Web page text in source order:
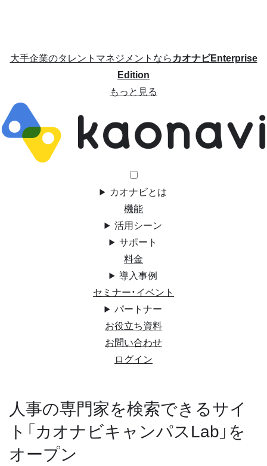
大手企業のタレントマネジメントならカオナビEnterprise
Edition
もっと見る
カオナビとは
機能
活用シーン
サポート
料金
導入事例
セミナー・イベント
パートナー
お役立ち資料
お問い合わせ
ログイン
人事の専門家を検索できるサイ
ト「カオナビキャンパスLab」を
オープン